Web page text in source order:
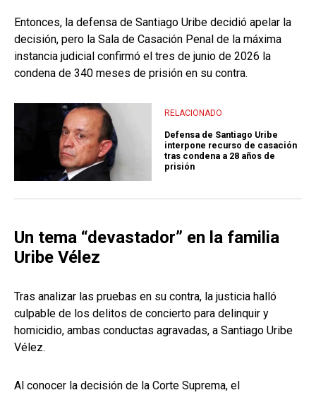
Entonces, la defensa de Santiago Uribe decidió apelar la
decisión, pero la Sala de Casación Penal de la máxima
instancia judicial confirmó el tres de junio de 2026 la
condena de 340 meses de prisión en su contra.
RELACIONADO
Defensa de Santiago Uribe
interpone recurso de casación
tras condena a 28 años de
prisión
Un tema “devastador” en la familia
Uribe Vélez
Tras analizar las pruebas en su contra, la justicia halló
culpable de los delitos de concierto para delinquir y
homicidio, ambas conductas agravadas, a Santiago Uribe
Vélez.
Al conocer la decisión de la Corte Suprema, el